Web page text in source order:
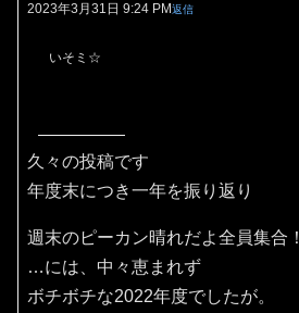
2023年3月31日 9:24 PM返信
いそミ☆
久々の投稿です
年度末につき一年を振り返り
週末のピーカン晴れだよ全員集合！
…には、中々恵まれず
ボチボチな2022年度でしたが。